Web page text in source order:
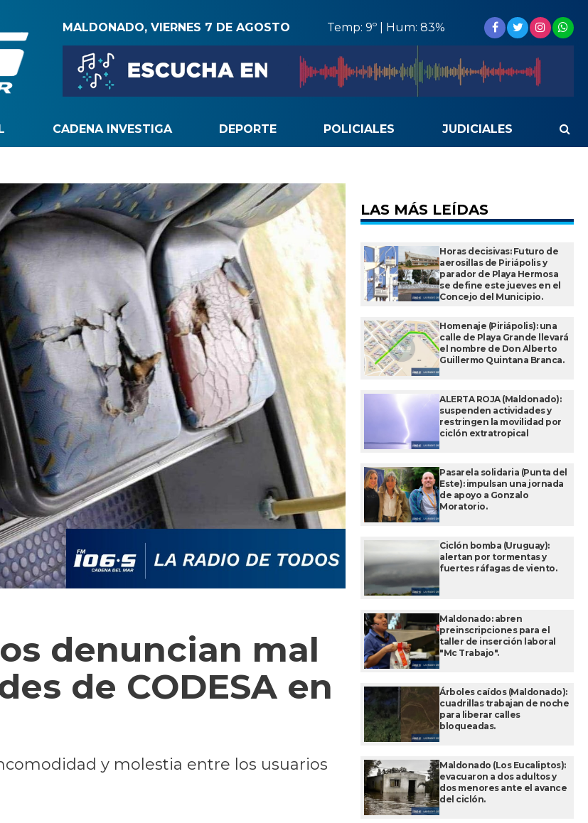
MALDONADO, VIERNES 7 DE AGOSTO Temp: 9º | Hum: 83%
CADENA INVESTIGA DEPORTE POLICIALES JUDICIALES
denuncian mal
de CODESA en
y molestia entre los usuarios
LAS MÁS LEÍDAS
Horas decisivas: Futuro de
aerosillas de Piriápolis y
parador de Playa Hermosa
se define este jueves en el
Concejo del Municipio.
Homenaje (Piriápolis): una
calle de Playa Grande llevará
el nombre de Don Alberto
Guillermo Quintana Branca.
ALERTA ROJA (Maldonado):
suspenden actividades y
restringen la movilidad por
ciclón extratropical
Pasarela solidaria (Punta del
Este): impulsan una jornada
de apoyo a Gonzalo
Moratorio.
Ciclón bomba (Uruguay):
alertan por tormentas y
fuertes ráfagas de viento.
Maldonado: abren
preinscripciones para el
taller de inserción laboral
"Mc Trabajo".
Árboles caídos (Maldonado):
cuadrillas trabajan de noche
para liberar calles
bloqueadas.
Maldonado (Los Eucaliptos):
evacuaron a dos adultos y
dos menores ante el avance
del ciclón.